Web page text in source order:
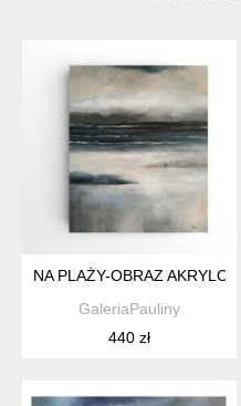
NA PLAŻY-OBRAZ
GaleriaPauliny
440 zł